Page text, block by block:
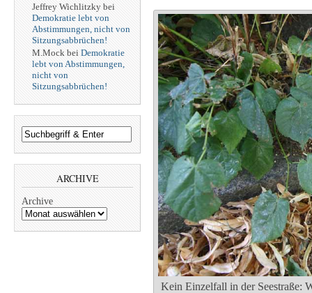
Jeffrey Wichlitzky bei
Demokratie lebt von
Abstimmungen, nicht von
Sitzungsabbrüchen!
M.Mock bei Demokratie
lebt von Abstimmungen,
nicht von
Sitzungsabbrüchen!
ARCHIVE
Archive
Kein Einzelfall in der Seestraße: